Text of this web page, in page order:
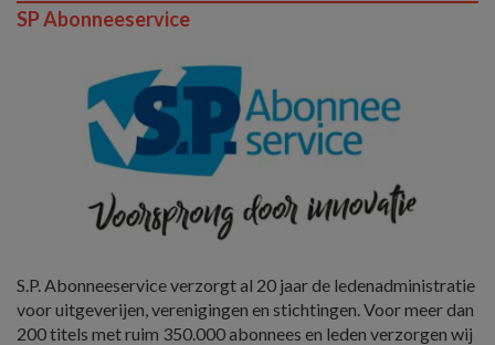
SP Abonneeservice
S.P. Abonneeservice verzorgt al 20 jaar de ledenadministratie
voor uitgeverijen, verenigingen en stichtingen. Voor meer dan
200 titels met ruim 350.000 abonnees en leden verzorgen wij